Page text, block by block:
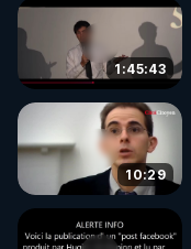
1:45:43
10:29